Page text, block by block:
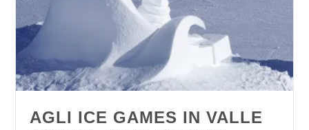
AGLI ICE GAMES IN VALLE